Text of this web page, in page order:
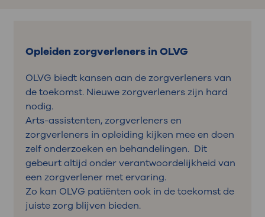
Opleiden zorgverleners in OLVG
OLVG biedt kansen aan de zorgverleners van
de toekomst. Nieuwe zorgverleners zijn hard
nodig.
Arts-assistenten, zorgverleners en
zorgverleners in opleiding kijken mee en doen
zelf onderzoeken en behandelingen. Dit
gebeurt altijd onder verantwoordelijkheid van
een zorgverlener met ervaring.
Zo kan OLVG patiënten ook in de toekomst de
juiste zorg blijven bieden.